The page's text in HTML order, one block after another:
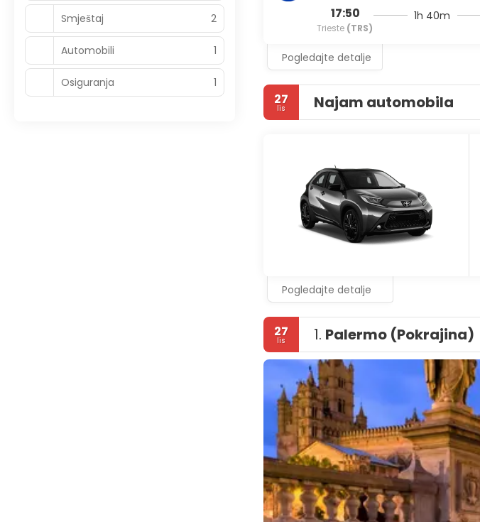
17:50
Trieste (TRS)
1h 40m
Pogledajte detalje
27
lis Najam automobila
Pogledajte detalje
27
lis 1. Palermo (Pokrajina)
Smještaj 2
Automobili 1
Osiguranja 1